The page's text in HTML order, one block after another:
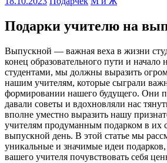
Подарки учителю на
Выпускной — важная веха в жизни
конец образовательного пути и начало
студентами, мы должны выразить
нашим учителям, которые сыграли
формировании нашего будущего. Они
давали советы и вдохновляли нас
вполне уместно выразить нашу
учителям продуманным подарком в их
выпускной день. В этой статье мы
уникальные и значимые идеи подарков,
вашего учителя почувствовать себя